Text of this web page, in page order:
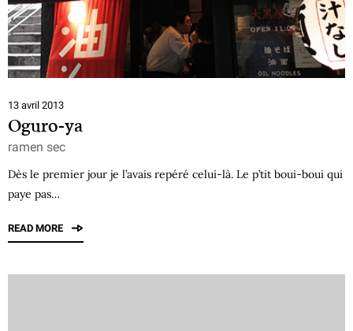
13 avril 2013
Oguro-ya
ramen sec
Dès le premier jour je l’avais repéré celui-là. Le p’tit boui-boui qui
paye pas…
READ MORE